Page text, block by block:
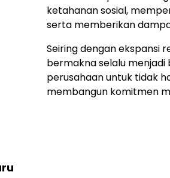
ketahanan sosial,
serta memberikan
Seiring dengan ekspansi
bermakna selalu
perusahaan untuk tidak
membangun komitmen